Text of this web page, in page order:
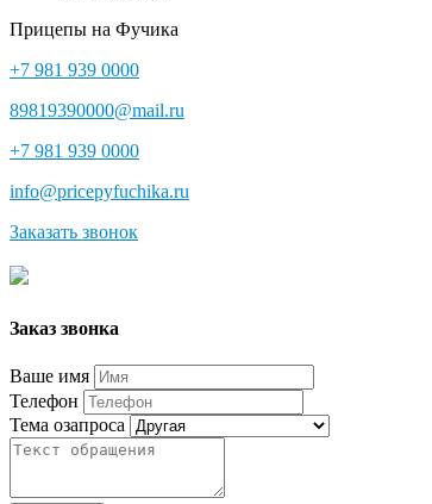
Прицепы на Фучика
+7 981 939 0000
89819390000@mail.ru
+7 981 939 0000
info@pricepyfuchika.ru
Заказать звонок
Заказ звонка
Ваше имя
Телефон
Тема озапроса